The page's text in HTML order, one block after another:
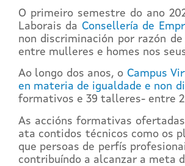
O primeiro semestre do ano
Laborais da Consellería de
non discriminación por razón
entre mulleres e homes nos
Ao longo dos anos, o Campus
en materia de igualdade e non
formativos e 39 talleres- entre
As accións formativas
ata contidos técnicos como os
que persoas de perfís
contribuíndo a alcanzar a meta